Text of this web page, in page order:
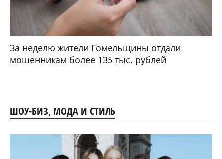
За неделю жители Гомельщины отдали
мошенникам более 135 тыс. рублей
ШОУ-БИЗ, МОДА И СТИЛЬ